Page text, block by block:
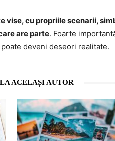
vise, cu propriile scenarii,
are parte. Foarte
deveni deseori realitate.
ACELAȘI AUTOR